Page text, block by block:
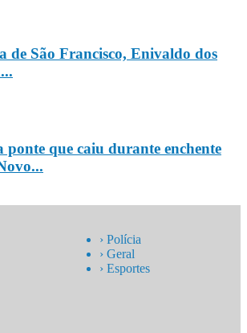
de São Francisco, Enivaldo dos
ponte que caiu durante enchente
› Polícia
› Geral
› Esportes